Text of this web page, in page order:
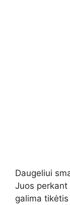
Daugeliui
Juos
galima